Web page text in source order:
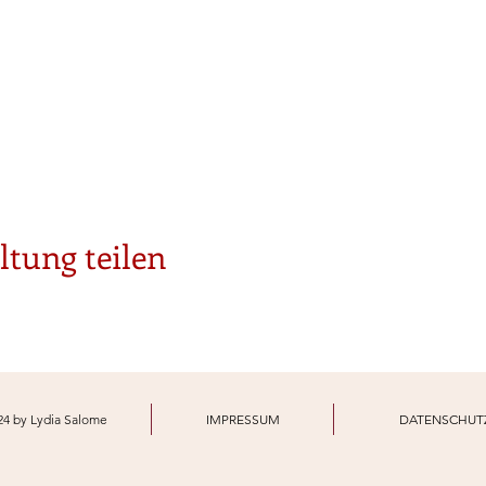
0163 568 3432 | https://www.heilende-kunst.de/yoga
hier!
teilen
by Lydia Salome IMPRESSUM